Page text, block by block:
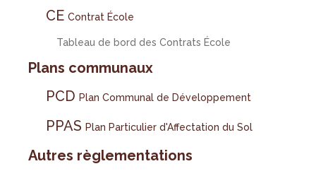
CE Contrat École
Tableau de bord des Contrats École
Plans communaux
PCD Plan Communal de Développement
PPAS Plan Particulier d'Affectation du Sol
Autres règlementations